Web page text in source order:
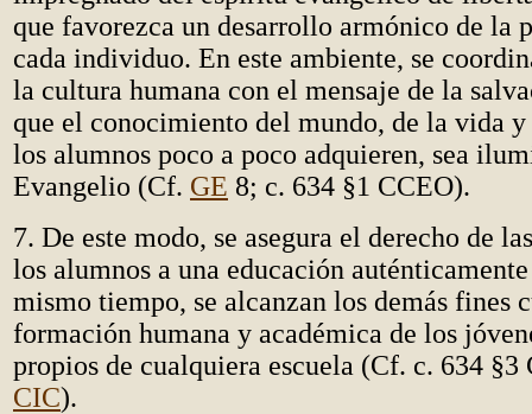
que favorezca un desarrollo armónico de la
cada individuo. En este ambiente, se
la cultura humana con el mensaje de la
que el conocimiento del mundo, de la vida
los alumnos poco a poco adquieren, sea
Evangelio (Cf. GE 8; c. 634 §1 CCEO).
7. De este modo, se asegura el derecho de
los alumnos a una educación
mismo tiempo, se alcanzan los demás fines
formación humana y académica de los
propios de cualquiera escuela (Cf. c. 634
CIC).